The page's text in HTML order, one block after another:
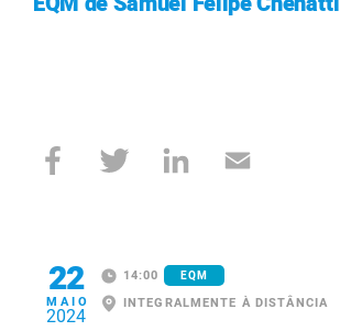
22
MAIO
2024
14:00 EQM
INTEGRALMENTE À DISTÂNCIA